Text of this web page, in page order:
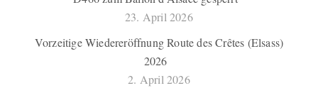
23. April 2026
Vorzeitige Wiedereröffnung Route des Crêtes (Elsass)
2026
2. April 2026